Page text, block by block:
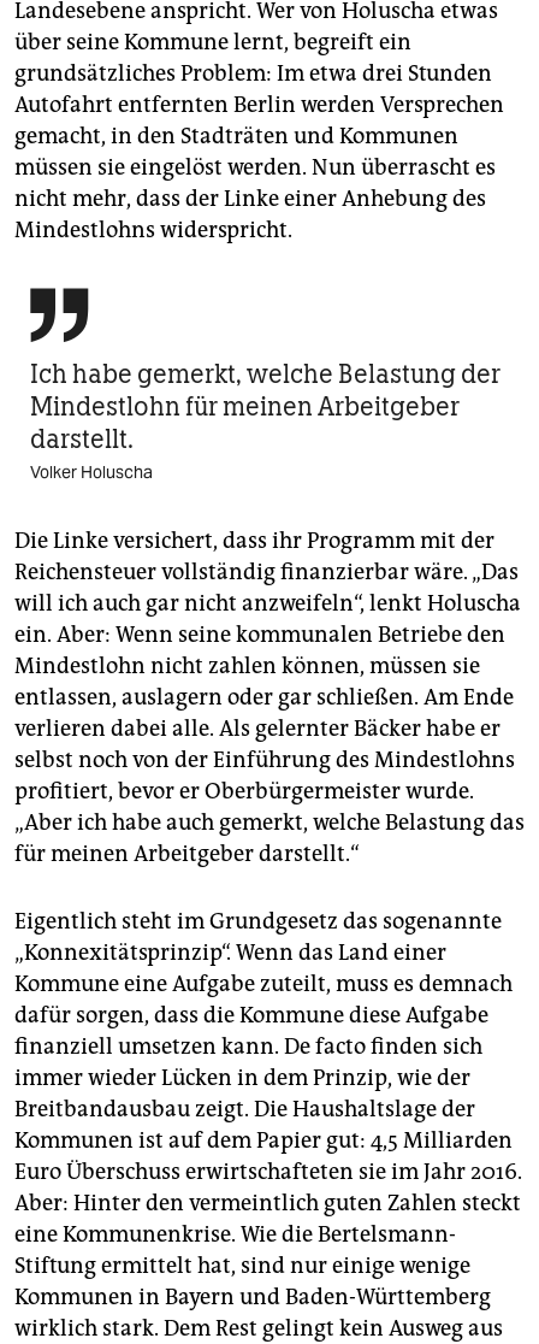
Landesebene anspricht. Wer von Holuscha etwas
über seine Kommune lernt, begreift ein
grundsätzliches Problem: Im etwa drei Stunden
Autofahrt entfernten Berlin werden Versprechen
gemacht, in den Stadträten und Kommunen
müssen sie eingelöst werden. Nun überrascht es
nicht mehr, dass der Linke einer Anhebung des
Mindestlohns widerspricht.

Ich habe gemerkt, welche Belastung der
Mindestlohn für meinen Arbeitgeber
darstellt.
Volker Holuscha
Die Linke versichert, dass ihr Programm mit der
Reichensteuer vollständig finanzierbar wäre. „Das
will ich auch gar nicht anzweifeln“, lenkt Holuscha
ein. Aber: Wenn seine kommunalen Betriebe den
Mindestlohn nicht zahlen können, müssen sie
entlassen, auslagern oder gar schließen. Am Ende
verlieren dabei alle. Als gelernter Bäcker habe er
selbst noch von der Einführung des Mindestlohns
profitiert, bevor er Oberbürgermeister wurde.
„Aber ich habe auch gemerkt, welche Belastung das
für meinen Arbeitgeber darstellt.“
Eigentlich steht im Grundgesetz das sogenannte
„Konnexitätsprinzip“. Wenn das Land einer
Kommune eine Aufgabe zuteilt, muss es demnach
dafür sorgen, dass die Kommune diese Aufgabe
finanziell umsetzen kann. De facto finden sich
immer wieder Lücken in dem Prinzip, wie der
Breitbandausbau zeigt. Die Haushaltslage der
Kommunen ist auf dem Papier gut: 4,5 Milliarden
Euro Überschuss erwirtschafteten sie im Jahr 2016.
Aber: Hinter den vermeintlich guten Zahlen steckt
eine Kommunenkrise. Wie die Bertelsmann-
Stiftung ermittelt hat, sind nur einige wenige
Kommunen in Bayern und Baden-Württemberg
wirklich stark. Dem Rest gelingt kein Ausweg aus